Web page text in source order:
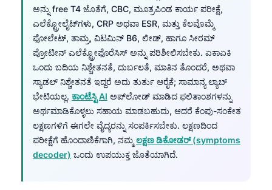
ಅನ್ನು free T4 ಜೊತೆಗೆ, CBC, ಮೂತ್ರಪಿಂಡ ಕಾರ್ಯ ಪರೀಕ್ಷೆ,
ಎಲೆಕ್ಟ್ರೋಲೈಟ್‌ಗಳು, CRP ಅಥವಾ ESR, ಮತ್ತು ಕೆಲವೊಮ್ಮೆ
ಫೋಲೇಟ್, ತಾಮ್ರ, ವಿಟಮಿನ್ B6, ಲೀಡ್, ಹಾಗೂ ಸೀರಮ್
ಪ್ರೋಟೀನ್ ಎಲೆಕ್ಟ್ರೋಫೊರೆಸಿಸ್ ಅನ್ನು ಪರಿಶೀಲಿಸಬೇಕು. ಏಕಾಏಕಿ
ಒಂದು ಬದಿಯ ನಿಶ್ಚೇತನತೆ, ದುರ್ಬಲತೆ, ಮಾತಿನ ತೊಂದರೆ, ಅಥವಾ
ಸ್ಯಾಡಲ್ ನಿಶ್ಚೇತನತೆ ಇದ್ದರೆ ಅದು ತುರ್ತು ಆರೈಕೆ; ಸಾಮಾನ್ಯ ಲ್ಯಾಬ್
ಭೇಟಿಯಲ್ಲ. ಕಾಂಟೆಸ್ಟಿ AI ಅಪ್‌ಲೋಡ್ ಮಾಡಿದ ಫಲಿತಾಂಶಗಳನ್ನು
ಅರ್ಥಮಾಡಿಕೊಳ್ಳಲು ಸಹಾಯ ಮಾಡಬಹುದು, ಆದರೆ ಕೆಂಪು-ಸಂಕೇತ
ಲಕ್ಷಣಗಳಿಗೆ ಈಗಲೇ ವೈದ್ಯರನ್ನು ಸಂಪರ್ಕಿಸಬೇಕು. ಲಕ್ಷಣದಿಂದ
ಪರೀಕ್ಷೆಗೆ ಹೊಂದಾಣಿಕೆಗಾಗಿ, ನಮ್ಮ ಲಕ್ಷಣ ಡಿಕೋಡರ್ (symptoms
decoder) ಒಂದು ಉಪಯುಕ್ತ ಜೊತೆಯಾಗಿದೆ.